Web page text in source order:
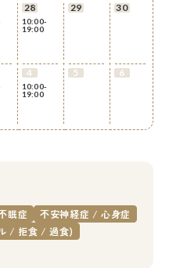
28
10:00-
19:00
4
10:00-
19:00
29
5
30
6
眠症
不安神経症 / 心身症
/ 拒食 / 過食)